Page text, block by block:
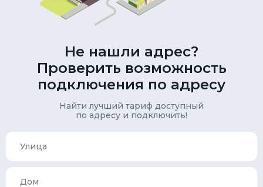
Не нашли адрес?
Проверить возможность
подключения по адресу
Найти лучший тариф доступный
по адресу и подключить!